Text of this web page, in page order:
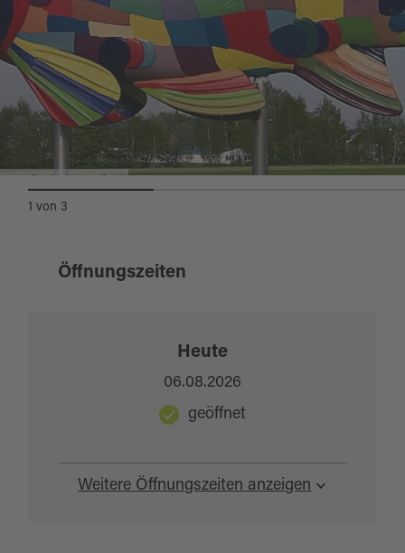
1 von 3
Öffnungszeiten
Weitere Öffnungszeiten anzeigen
Heute
06.08.2026
geöffnet